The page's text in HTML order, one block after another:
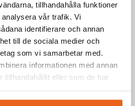
tillhandahålla funktioner
vår trafik. Vi
identifierare och annan
till de sociala medier och
som vi samarbetar med.
informationen med annan
tillhandahållit eller som de har